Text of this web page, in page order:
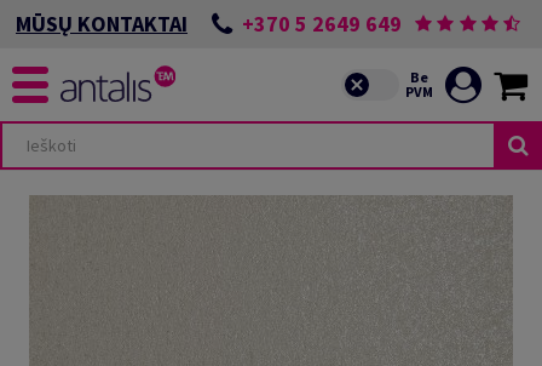
MŪSŲ KONTAKTAI +370 5 2649 649